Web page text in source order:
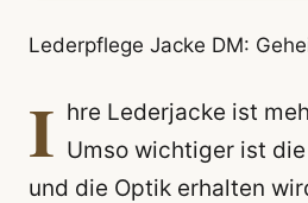
Lederpflege Jacke DM:
I hre Lederjacke ist
Umso wichtiger ist
und die Optik erhalten